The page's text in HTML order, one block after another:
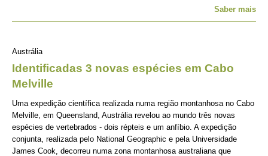
Saber mais
Austrália
Identificadas 3 novas espécies em Cabo
Melville
Uma expedição científica realizada numa região montanhosa no Cabo
Melville, em Queensland, Austrália revelou ao mundo três novas
espécies de vertebrados - dois répteis e um anfíbio. A expedição
conjunta, realizada pelo National Geographic e pela Universidade
James Cook, decorreu numa zona montanhosa australiana que